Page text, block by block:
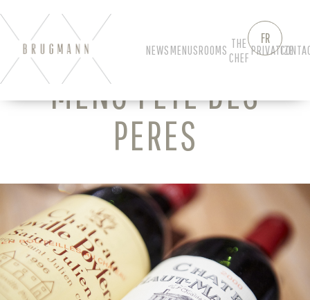
NEWSMENUSROOMS THE
CHEFPRIVATIZE
FR
MENU FÊTE DES
PERES